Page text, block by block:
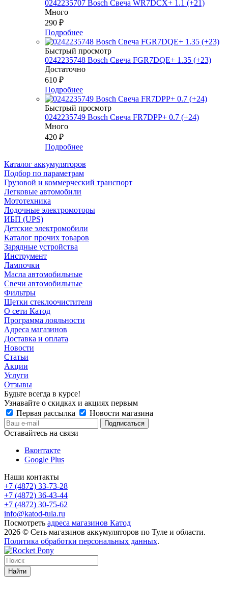
0242235707 Bosch Свеча WR7DCX+ 1.1 (+21)
Много
290 ₽
Подробнее
Быстрый просмотр
0242235748 Bosch Свеча FGR7DQE+ 1.35 (+23)
Достаточно
610 ₽
Подробнее
Быстрый просмотр
0242235749 Bosch Свеча FR7DPP+ 0.7 (+24)
Много
420 ₽
Подробнее
Каталог аккумуляторов
Подбор по параметрам
Грузовой и коммерческий транспорт
Легковые автомобили
Мототехника
Лодочные электромоторы
ИБП (UPS)
Детские электромобили
Каталог прочих товаров
Зарядные устройства
Инструмент
Лампочки
Масла автомобильные
Свечи автомобильные
Фильтры
Щетки стеклоочистителя
О сети Катод
Программа лояльности
Адреса магазинов
Доставка и оплата
Новости
Статьи
Акции
Услуги
Отзывы
Будьте всегда в курсе!
Узнавайте о скидках и акциях первым
Первая рассылка
Новости магазина
Оставайтесь на связи
Вконтакте
Google Plus
Наши контакты
+7 (4872) 33-73-28
+7 (4872) 36-43-44
+7 (4872) 30-75-62
info@katod-tula.ru
Посмотреть адреса магазинов Катод
2026 © Сеть магазинов аккумуляторов по Туле и области.
Политика обработки персональных данных.
Найти